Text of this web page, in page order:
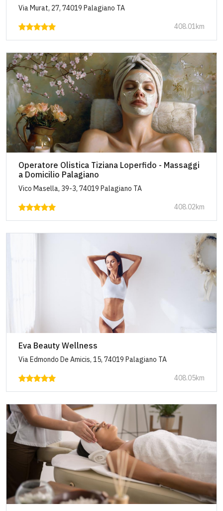
Via Murat, 27, 74019 Palagiano TA
408.01km
Operatore Olistica Tiziana Loperfido - Massaggi
a Domicilio Palagiano
Vico Masella, 39-3, 74019 Palagiano TA
408.02km
Eva Beauty Wellness
Via Edmondo De Amicis, 15, 74019 Palagiano TA
408.05km